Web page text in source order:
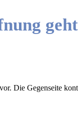
Die Gegenseite